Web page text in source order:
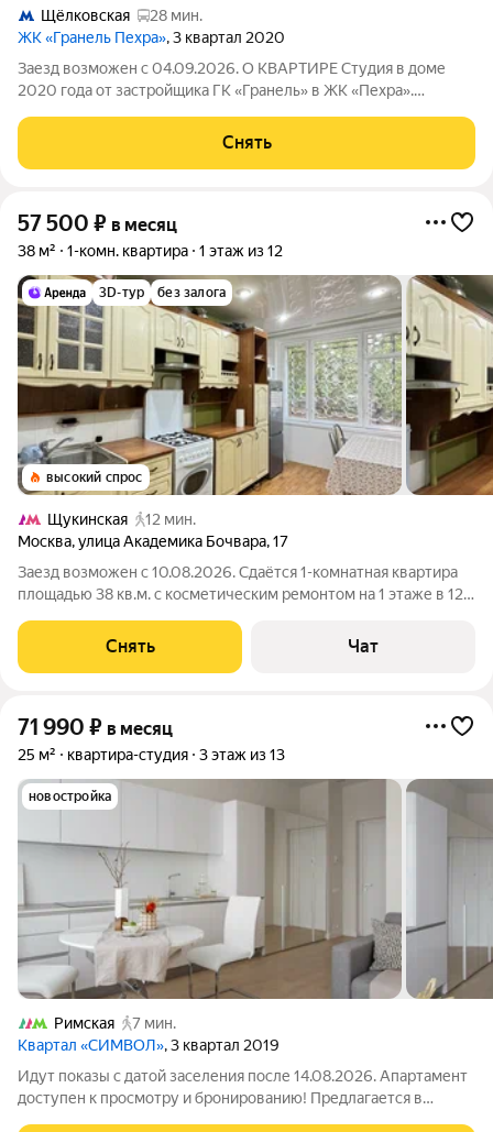
Щёлковская
28 мин.
ЖК «Гранель Пехра», 3 квартал 2020
Заезд возможен с 04.09.2026. О КВАРТИРЕ Студия в доме
2020 года от застройщика ГК «Гранель» в ЖК «Пехра».
телевизор Мебель: кухонный гарнитур со встроенной
техникой, раскладной диван, гостиный
Снять
57 500 ₽ в месяц
38 м² 1-комн. квартира 1 этаж из 12
3D-тур без залога
высокий спрос
Щукинская
12 мин.
Москва,улица Академика Бочвара,17
Заезд возможен с 10.08.2026. Сдаётся 1-комнатная квартира
площадью 38 кв.м. с косметическим ремонтом на 1 этаже в 12-
Снять Чат
71 990 ₽ в месяц
25 м² квартира-студия 3 этаж из 13
новостройка
Римская
7 мин.
Квартал «СИМВОЛ», 3 квартал 2019
Идут показы с датой заселения после 14.08.2026. Апартамент
доступен к просмотру и бронированию! Предлагается в